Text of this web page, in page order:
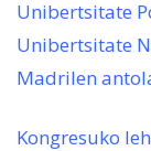
Unibertsitate
Unibertsitate
Madrilen
Kongresuko